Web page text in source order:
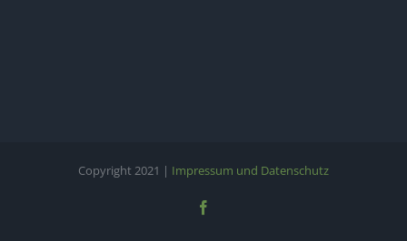
Copyright 2021 | Impressum und Datenschutz